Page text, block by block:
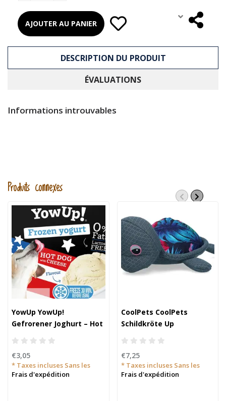
AJOUTER AU PANIER
DESCRIPTION DU PRODUIT
ÉVALUATIONS
Informations introuvables
Produits connexes
YowUp YowUp!
Gefrorener Joghurt – Hot
Dog mit Käse für Hunde
und Katzen
€3,05
* Taxes incluses Sans les
Frais d'expédition
CoolPets CoolPets
Schildkröte Up
(Blumenmuster)
€7,25
* Taxes incluses Sans les
Frais d'expédition